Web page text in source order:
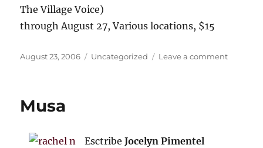
The Village Voice)
through August 27, Various locations, $15
Posted
August 23, 2006 Categories
Uncategorized Leave a commenton
Musa
EsctribeJocelyn Pimentel